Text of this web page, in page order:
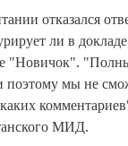
отказался
ли в
"Новичок".
поэтому мы не
МИД.